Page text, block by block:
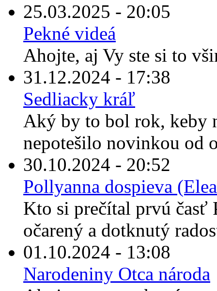
25.03.2025 - 20:05
Pekné videá
Ahojte, aj Vy ste si to
31.12.2024 - 17:38
Sedliacky kráľ
Aký by to bol rok, keby
nepotešilo novinkou od
30.10.2024 - 20:52
Pollyanna dospieva
Kto si prečítal prvú časť
očarený a dotknutý
01.10.2024 - 13:08
Narodeniny Otca národa